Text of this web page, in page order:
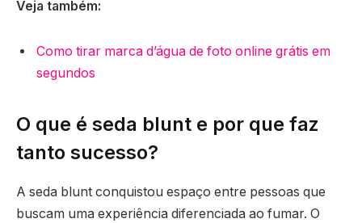
Veja também:
Como tirar marca d’água de foto online grátis em
segundos
O que é seda blunt e por que faz
tanto sucesso?
A seda blunt conquistou espaço entre pessoas que
buscam uma experiência diferenciada ao fumar. O